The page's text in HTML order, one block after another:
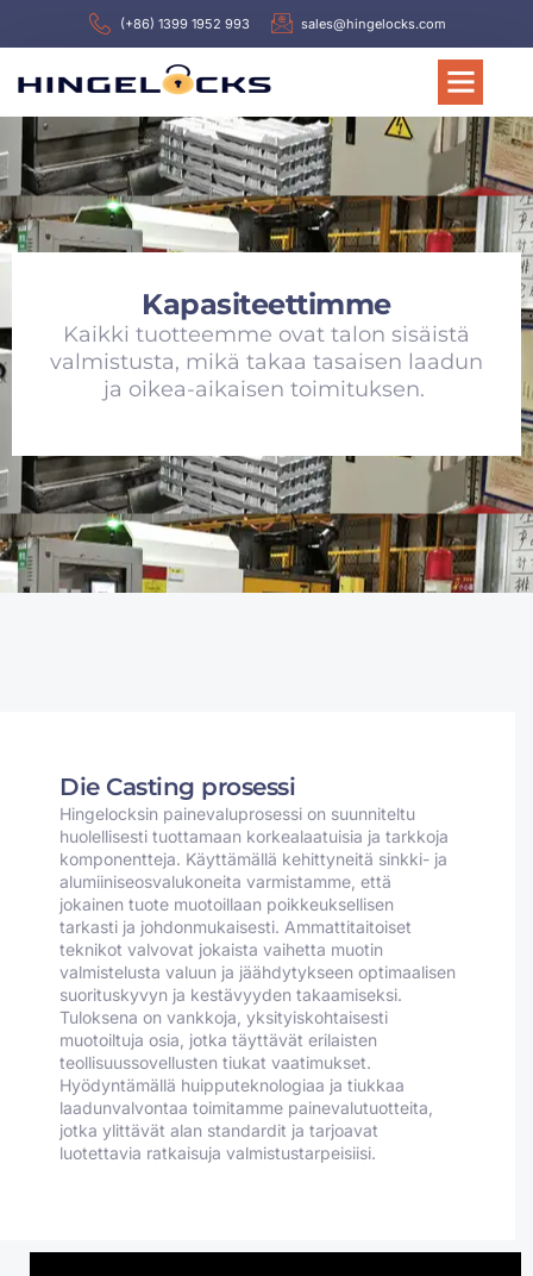
(+86) 1399 1952 993 sales@hingelocks.com
Kapasiteettimme
Kaikki tuotteemme ovat talon sisäistä
valmistusta, mikä takaa tasaisen laadun
ja oikea-aikaisen toimituksen.
Die Casting prosessi
Hingelocksin painevaluprosessi on suunniteltu
huolellisesti tuottamaan korkealaatuisia ja tarkkoja
komponentteja. Käyttämällä kehittyneitä sinkki- ja
alumiiniseosvalukoneita varmistamme, että
jokainen tuote muotoillaan poikkeuksellisen
tarkasti ja johdonmukaisesti. Ammattitaitoiset
teknikot valvovat jokaista vaihetta muotin
valmistelusta valuun ja jäähdytykseen optimaalisen
suorituskyvyn ja kestävyyden takaamiseksi.
Tuloksena on vankkoja, yksityiskohtaisesti
muotoiltuja osia, jotka täyttävät erilaisten
teollisuussovellusten tiukat vaatimukset.
Hyödyntämällä huipputeknologiaa ja tiukkaa
laadunvalvontaa toimitamme painevalutuotteita,
jotka ylittävät alan standardit ja tarjoavat
luotettavia ratkaisuja valmistustarpeisiisi.